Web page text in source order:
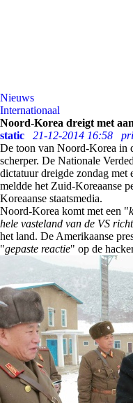
Nieuws
Internationaal
Noord-Korea dreigt met
static
21-12-2014 16:58
De toon van Noord-Korea in
scherper. De Nationale
dictatuur dreigde zondag met
meldde het Zuid-Koreaanse
Koreaanse staatsmedia.
Noord-Korea komt met een "
hele vasteland van de VS richt
het land. De Amerikaanse
"gepaste reactie" op de